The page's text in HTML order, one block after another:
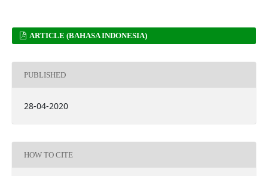
ARTICLE (BAHASA INDONESIA)
PUBLISHED
28-04-2020
HOW TO CITE